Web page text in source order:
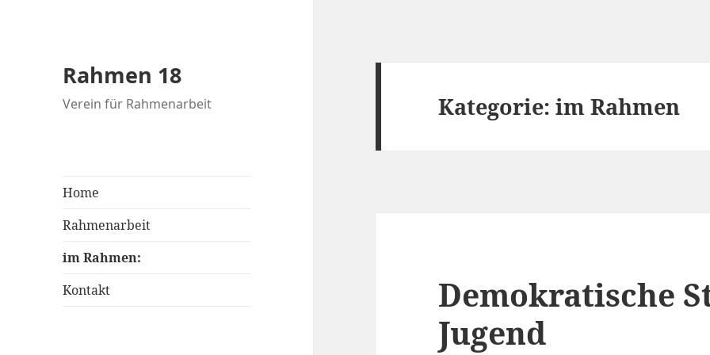
Rahmen 18
Verein für Rahmenarbeit
Home
Rahmenarbeit
im Rahmen:
Kontakt
Kategorie:im Rahmen
Demokratische
Jugend